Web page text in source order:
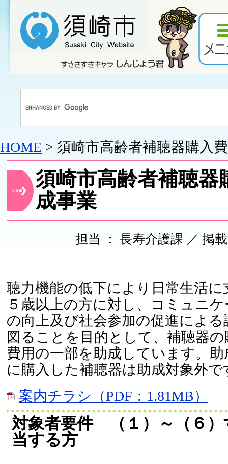
HOME > 須崎市高齢者補聴器購入
須崎市高齢者補聴器
成事業
担当 ： 長寿介護課 ／ 掲
聴力機能の低下により日常生活
５歳以上の方に対し、コミュニ
の向上及び社会参加の促進による
図ることを目的として、補聴器
費用の一部を助成しています。助
に購入した補聴器は助成対象外で
案内チラシ（PDF：1.81MB）
対象者要件 （１）～（６）
当する方